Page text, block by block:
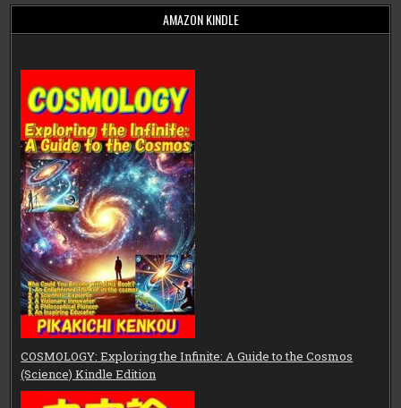
AMAZON KINDLE
COSMOLOGY: Exploring the Infinite: A Guide to the Cosmos
(Science) Kindle Edition